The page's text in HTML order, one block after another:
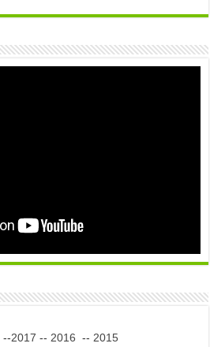
--2017 -- 2016 -- 2015